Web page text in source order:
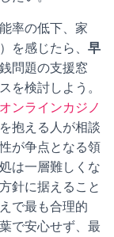
率の低下、家
を感じたら、 早
問題の支援窓
を検討しよう。
オンラインカジノ
抱える人が相談
が争点となる領
は一層難しくな
針に据えること
で最も合理的
で安心せず、最